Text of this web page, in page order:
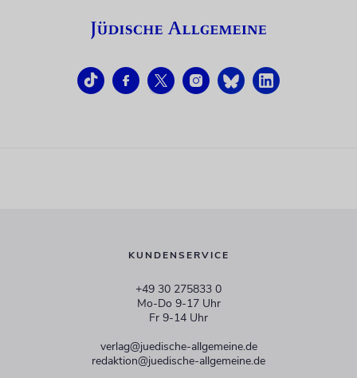
KUNDENSERVICE
+49 30 275833 0
Mo-Do 9-17 Uhr
Fr 9-14 Uhr
verlag@juedische-allgemeine.de
redaktion@juedische-allgemeine.de